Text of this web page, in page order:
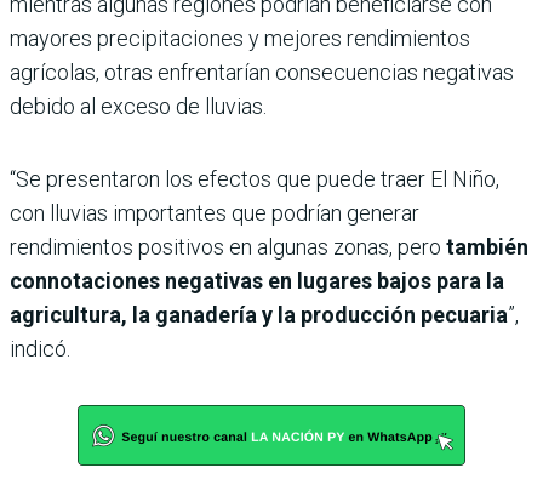
mayores precipitaciones y mejores rendimientos
agrícolas, otras enfrentarían consecuencias negativas
debido al exceso de lluvias.
“Se presentaron los efectos que puede traer El Niño,
con lluvias importantes que podrían generar
rendimientos positivos en algunas zonas, pero también
connotaciones negativas en lugares bajos para la
agricultura, la ganadería y la producción pecuaria”,
indicó.